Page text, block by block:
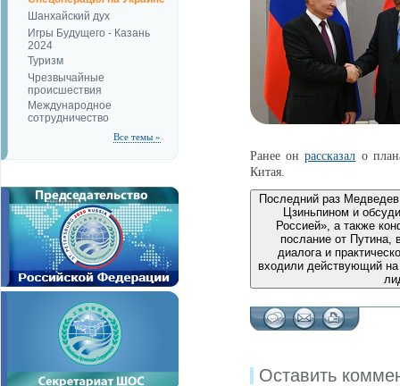
Шанхайский дух
Игры Будущего - Казань
2024
Туризм
Чрезвычайные
происшествия
Международное
сотрудничество
Все темы »
Ранее онрассказал о
Китая.
Последний раз
Цзиньпином и
Россией», а также
послание от Путина,
диалога и
входили действующий на
Оставить